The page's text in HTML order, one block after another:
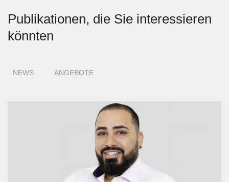
Publikationen, die Sie interessieren
könnten
NEWS ANGEBOTE